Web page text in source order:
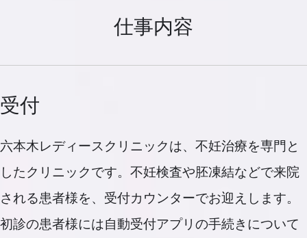
仕事内容
受付
六本木レディースクリニックは、不妊治療を専門と
したクリニックです。不妊検査や胚凍結などで来院
される患者様を、受付カウンターでお迎えします。
初診の患者様には自動受付アプリの手続きについて